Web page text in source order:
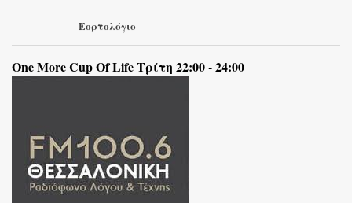
Εορτολόγιο
One More Cup Of Life Τρίτη 22:00 - 24:00